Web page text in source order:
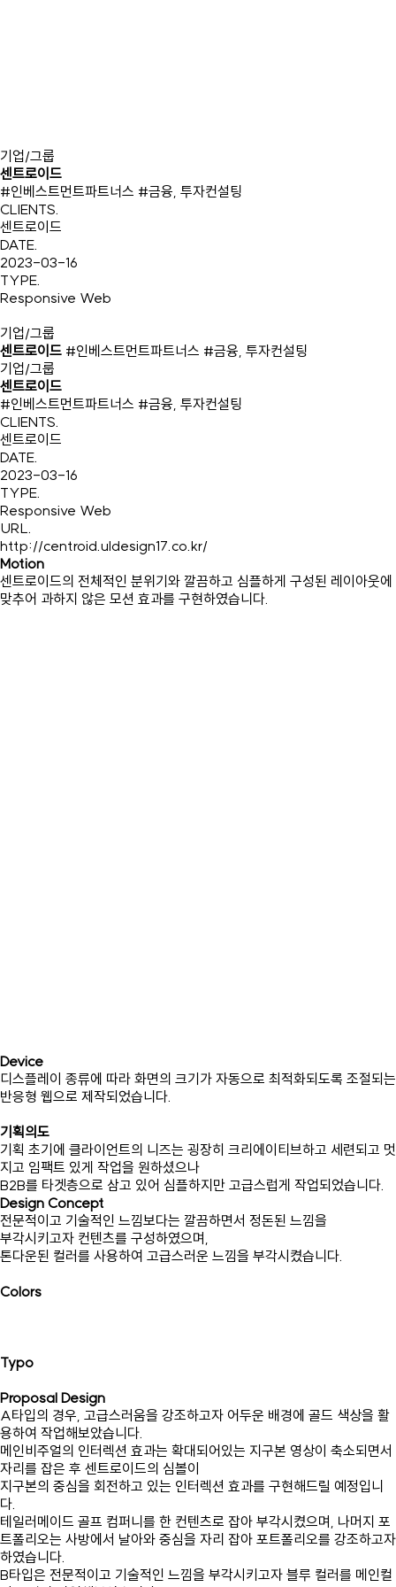
기업/그룹
센트로이드
#인베스트먼트파트너스 #금융, 투자컨설팅
CLIENTS.
센트로이드
DATE.
2023-03-16
TYPE.
Responsive Web
기업/그룹
센트로이드 #인베스트먼트파트너스 #금융, 투자컨설팅
기업/그룹
센트로이드
#인베스트먼트파트너스 #금융, 투자컨설팅
CLIENTS.
센트로이드
DATE.
2023-03-16
TYPE.
Responsive Web
URL.
http://centroid.uldesign17.co.kr/
Motion
센트로이드의 전체적인 분위기와 깔끔하고 심플하게 구성된 레이아웃에
맞추어 과하지 않은 모션 효과를 구현하였습니다.
Device
디스플레이 종류에 따라 화면의 크기가 자동으로 최적화되도록 조절되는
반응형 웹으로 제작되었습니다.
기획의도
기획 초기에 클라이언트의 니즈는 굉장히 크리에이티브하고 세련되고 멋
지고 임팩트 있게 작업을 원하셨으나
B2B를 타겟층으로 삼고 있어 심플하지만 고급스럽게 작업되었습니다.
Design Concept
전문적이고 기술적인 느낌보다는 깔끔하면서 정돈된 느낌을
부각시키고자 컨텐츠를 구성하였으며,
톤다운된 컬러를 사용하여 고급스러운 느낌을 부각시켰습니다.
Colors
Typo
Proposal Design
A타입의 경우, 고급스러움을 강조하고자 어두운 배경에 골드 색상을 활
용하여 작업해보았습니다.
메인비주얼의 인터렉션 효과는 확대되어있는 지구본 영상이 축소되면서
자리를 잡은 후 센트로이드의 심볼이
지구본의 중심을 회전하고 있는 인터렉션 효과를 구현해드릴 예정입니
다.
테일러메이드 골프 컴퍼니를 한 컨텐츠로 잡아 부각시켰으며, 나머지 포
트폴리오는 사방에서 날아와 중심을 자리 잡아 포트폴리오를 강조하고자
하였습니다.
B타입은 전문적이고 기술적인 느낌을 부각시키고자 블루 컬러를 메인컬